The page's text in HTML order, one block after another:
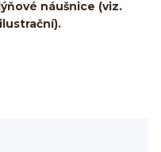
náušnice (viz.